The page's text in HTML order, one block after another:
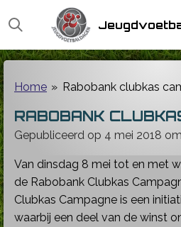
Ga
direct
naar
hoofdinhoud
Home » Rabobank clubkas
RABOBANK
Gepubliceerd op 4 mei 2018
Van dinsdag 8 mei tot en met
de Rabobank Clubkas
Clubkas Campagne is een
waarbij een deel van de winst